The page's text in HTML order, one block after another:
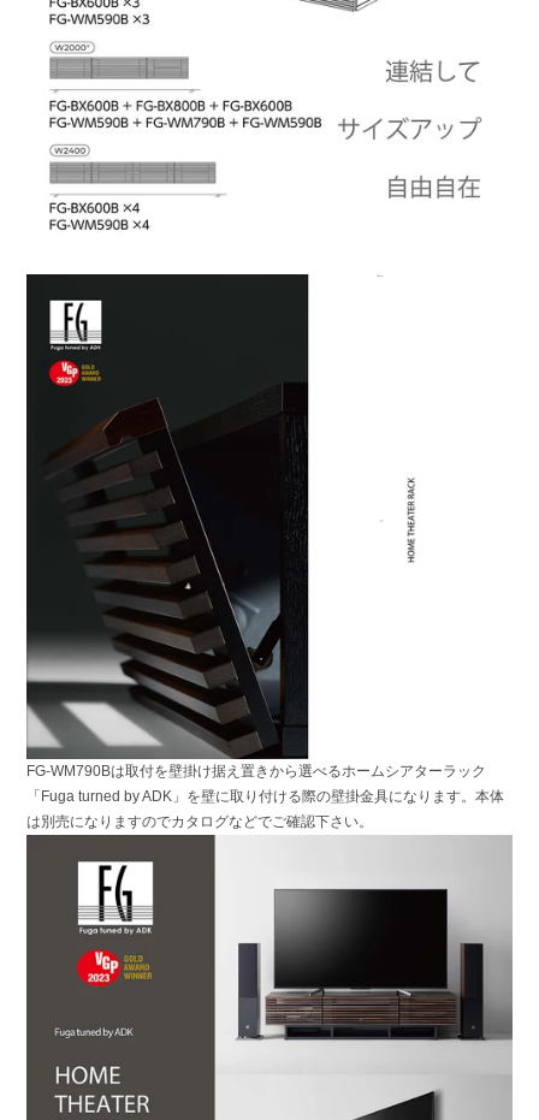
FG-WM790Bは取付を壁掛け据え置きから選べるホームシアターラック
「Fuga turned by ADK」を壁に取り付ける際の壁掛金具になります。本体
は別売になりますのでカタログなどでご確認下さい。